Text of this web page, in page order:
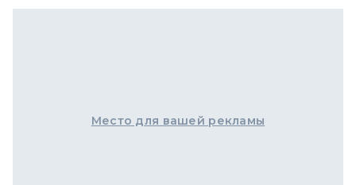
Место для вашей рекламы